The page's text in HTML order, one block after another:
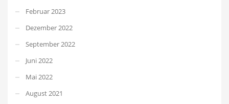
Februar 2023
Dezember 2022
September 2022
Juni 2022
Mai 2022
August 2021